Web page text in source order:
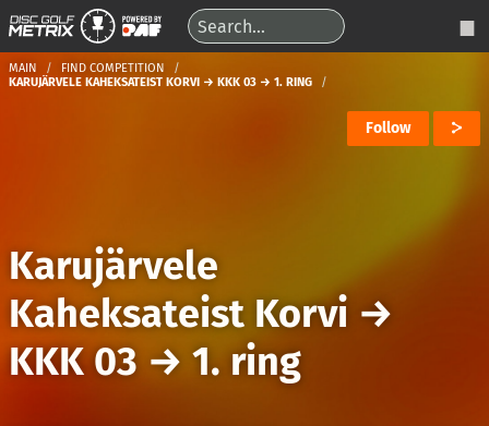
MAIN
FIND COMPETITION
KARUJÄRVELE KAHEKSATEIST KORVI → KKK 03 → 1. RING
Follow
Karujärvele
Kaheksateist Korvi →
KKK 03 → 1. ring